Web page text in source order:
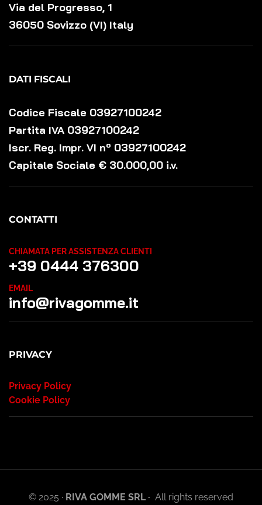
Via del Progresso, 1
36050 Sovizzo (VI) Italy
DATI FISCALI
Codice Fiscale 03927100242
Partita IVA 03927100242
Iscr. Reg. Impr. VI nº 03927100242
Capitale Sociale € 30.000,00 i.v.
CONTATTI
CHIAMATA PER ASSISTENZA CLIENTI
+39 0444 376300
EMAIL
info@rivagomme.it
PRIVACY
Privacy Policy
Cookie Policy
© 2025 · RIVA GOMME SRL · All rights reserved